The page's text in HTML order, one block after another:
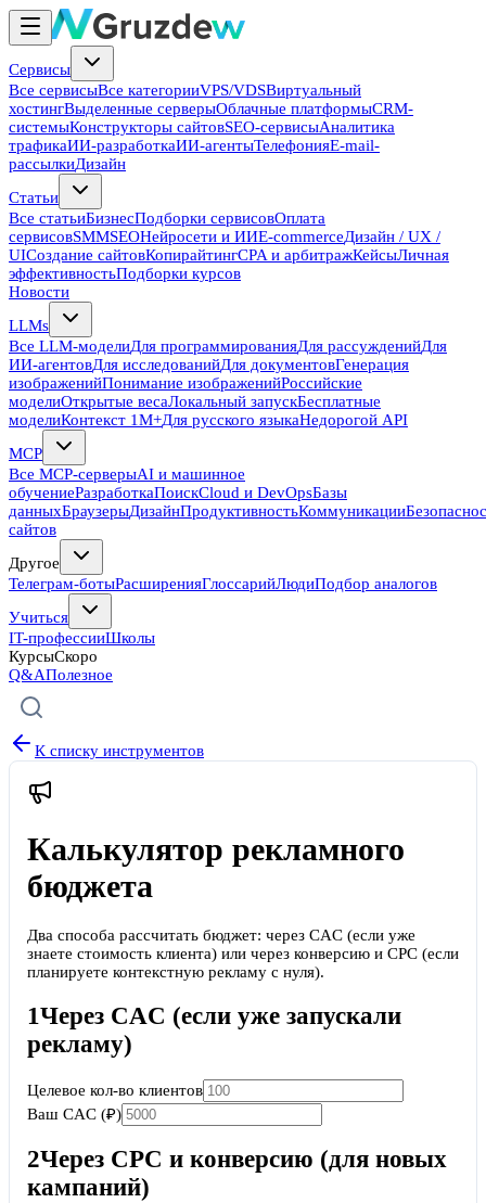
Сервисы
Все сервисыВсе категорииVPS/VDSВиртуальный
хостингВыделенные серверыОблачные платформыCRM-
системыКонструкторы сайтовSEO-сервисыАналитика
трафикаИИ-разработкаИИ-агентыТелефонияE-mail-
рассылкиДизайн
Статьи
Все статьиБизнесПодборки сервисовОплата
сервисовSMMSEOНейросети и ИИE-commerceДизайн / UX /
UIСоздание сайтовКопирайтингCPA и арбитражКейсыЛичная
эффективностьПодборки курсов
Новости
LLMs
Все LLM-моделиДля программированияДля рассужденийДля
ИИ-агентовДля исследованийДля документовГенерация
изображенийПонимание изображенийРоссийские
моделиОткрытые весаЛокальный запускБесплатные
моделиКонтекст 1M+Для русского языкаНедорогой API
MCP
Все MCP-серверыAI и машинное
обучениеРазработкаПоискCloud и DevOpsБазы
данныхБраузерыДизайнПродуктивностьКоммуникации
сайтов
Другое
Телеграм-ботыРасширенияГлоссарийЛюдиПодбор аналогов
Учиться
IT-профессииШколы
КурсыСкоро
Q&AПолезное
К списку инструментов
Калькулятор рекламного
бюджета
Два способа рассчитать бюджет: через CAC (если уже
знаете стоимость клиента) или через конверсию и CPC (если
планируете контекстную рекламу с нуля).
1Через CAC (если уже запускали
рекламу)
Целевое кол-во клиентов
Ваш CAC (₽)
2Через CPC и конверсию (для новых
кампаний)